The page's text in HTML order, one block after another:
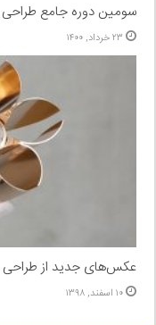
سومین دوره جامع
۲۳ خرداد, ۱۴۰۰
عکس‌های جدید از طراحی مشعل
۱۰ اسفند, ۱۳۹۸